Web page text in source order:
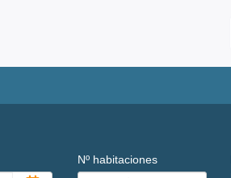
Nº habitaciones